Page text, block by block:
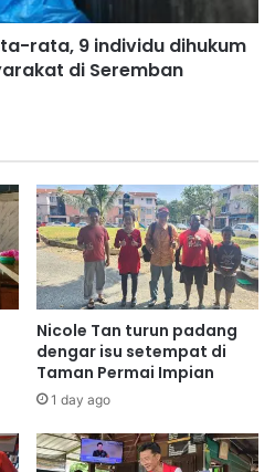
rata, 9 individu dihukum
di Seremban
Nicole Tan turun padang
dengar isu setempat di
Taman Permai Impian
1 day ago